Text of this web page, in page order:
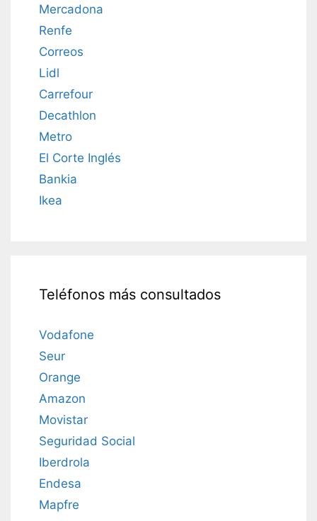
Mercadona
Renfe
Correos
Lidl
Carrefour
Decathlon
Metro
El Corte Inglés
Bankia
Ikea
Teléfonos más consultados
Vodafone
Seur
Orange
Amazon
Movistar
Seguridad Social
Iberdrola
Endesa
Mapfre